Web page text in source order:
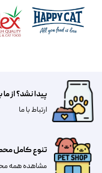
تنوع کامل
مشاهده همه
پیدا نشد؟
​​​ارتباط با ما